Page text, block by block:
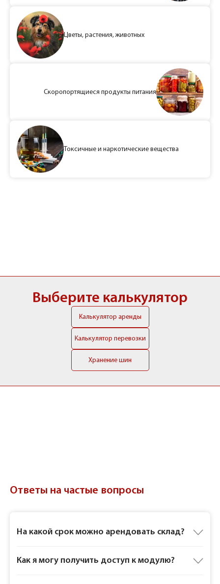
Цветы, растения, животных
Скоропортящиеся продукты питания
Токсичные и наркотические вещества
Выберите калькулятор
Калькулятор аренды
Калькулятор перевозки
Хранение шин
Ответы на частые вопросы
На какой срок можно арендовать склад?
Как я могу получить доступ к модулю?